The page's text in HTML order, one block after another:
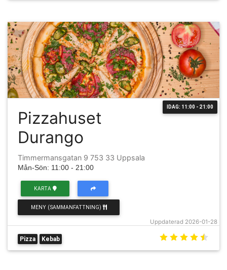
IDAG: 11:00 - 21:00
Pizzahuset
Durango
Timmermansgatan 9 753 33 Uppsala
Mån-Sön: 11:00 - 21:00
Uppdaterad 2026-01-28
KARTA
MENY (SAMMANFATTNING)
Pizza Kebab